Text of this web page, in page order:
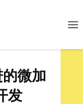
微加
发